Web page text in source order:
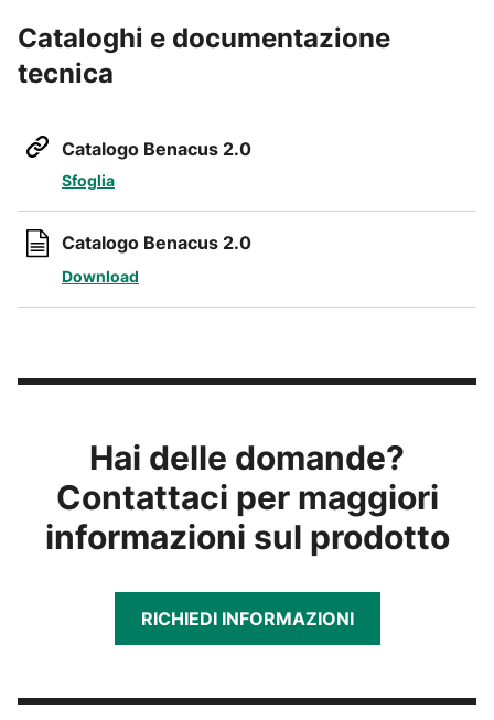
Cataloghi e documentazione
tecnica
Catalogo Benacus 2.0
Sfoglia
Catalogo Benacus 2.0
Download
Hai delle domande?
Contattaci per maggiori
informazioni sul prodotto
RICHIEDI INFORMAZIONI